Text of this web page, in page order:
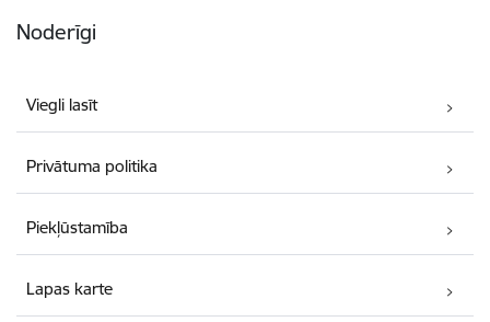
Noderīgi
Viegli lasīt
Privātuma politika
Piekļūstamība
Lapas karte